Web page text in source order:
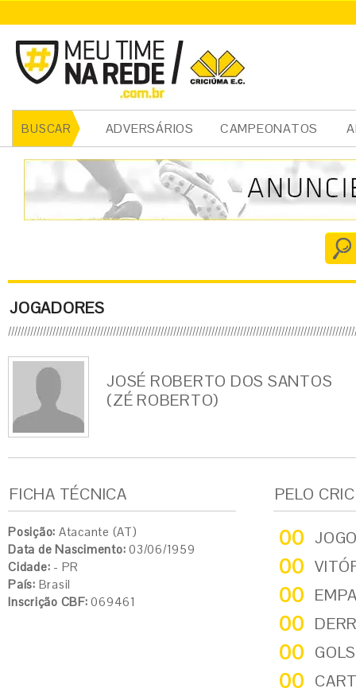
BUSCAR ADVERSÁRIOS CAMPEONATOS
JOGADORES
JOSÉ ROBERTO DOS SANTOS
(ZÉ ROBERTO)
FICHA TÉCNICA
Posição: Atacante (AT)
Data de Nascimento: 03/06/1959
Cidade: - PR
País: Brasil
Inscrição CBF: 069461
PELO
00
00
00
00
00
00